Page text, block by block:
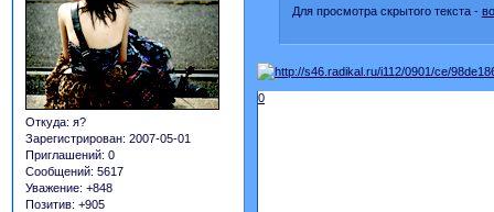
Откуда: я?
Зарегистрирован: 2007-05-01
Приглашений: 0
Сообщений: 5617
Уважение: +848
Позитив: +905
Для просмотра скрытого текста -
0